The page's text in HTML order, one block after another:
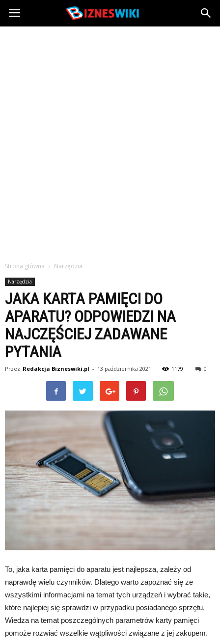
Bizneswiki.pl
Strona główna Narzędzia
Narzędzia
JAKA KARTA PAMIĘCI DO
APARATU? ODPOWIEDZI NA
NAJCZĘŚCIEJ ZADAWANE
PYTANIA
Przez Redakcja Bizneswiki.pl - 13 października 2021 1179 0
To, jaka karta pamięci do aparatu jest najlepsza, zależy od
naprawdę wielu czynników. Dlatego warto zapoznać się ze
wszystkimi informacjami na temat tych urządzeń i wybrać takie,
które najlepiej się sprawdzi w przypadku posiadanego sprzętu.
Wiedza na temat poszczególnych parametrów karty pamięci
pomoże rozwiać wszelkie wątpliwości związane z jej zakupem.